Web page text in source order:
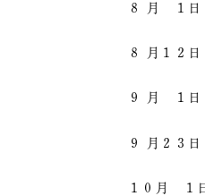
８ 月 １日
８ 月１２
９ 月 １日
９ 月２３
１０月 １